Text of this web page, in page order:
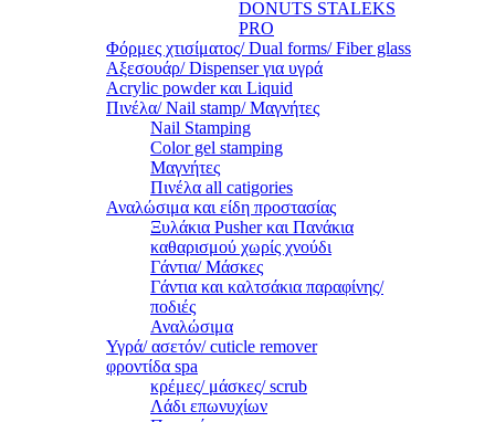
DONUTS STALEKS
PRO
Φόρμες χτισίματος/ Dual forms/ Fiber glass
Αξεσουάρ/ Dispenser για υγρά
Acrylic powder και Liquid
Πινέλα/ Nail stamp/ Μαγνήτες
Nail Stamping
Color gel stamping
Μαγνήτες
Πινέλα all catigories
Αναλώσιμα και είδη προστασίας
Ξυλάκια Pusher και Πανάκια
καθαρισμού χωρίς χνούδι
Γάντια/ Μάσκες
Γάντια και καλτσάκια παραφίνης/
ποδιές
Αναλώσιμα
Υγρά/ ασετόν/ cuticle remover
φροντίδα spa
κρέμες/ μάσκες/ scrub
Λάδι επωνυχίων